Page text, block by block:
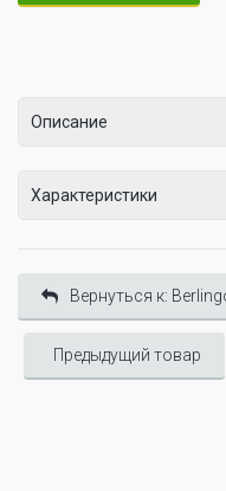
Описание
Характеристики
Вернуться к:
Предыдущий товар